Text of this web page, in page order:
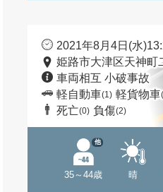
2021年8月4日(水
姫路市大津区天神町
車両相互 小破事故
軽自動車(1) 軽貨物車
死亡(0) 負傷(2)
35～44歳
他
晴